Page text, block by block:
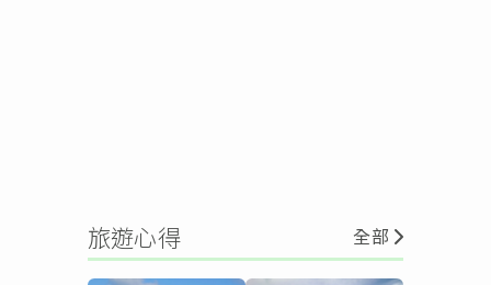
旅遊心得 全部